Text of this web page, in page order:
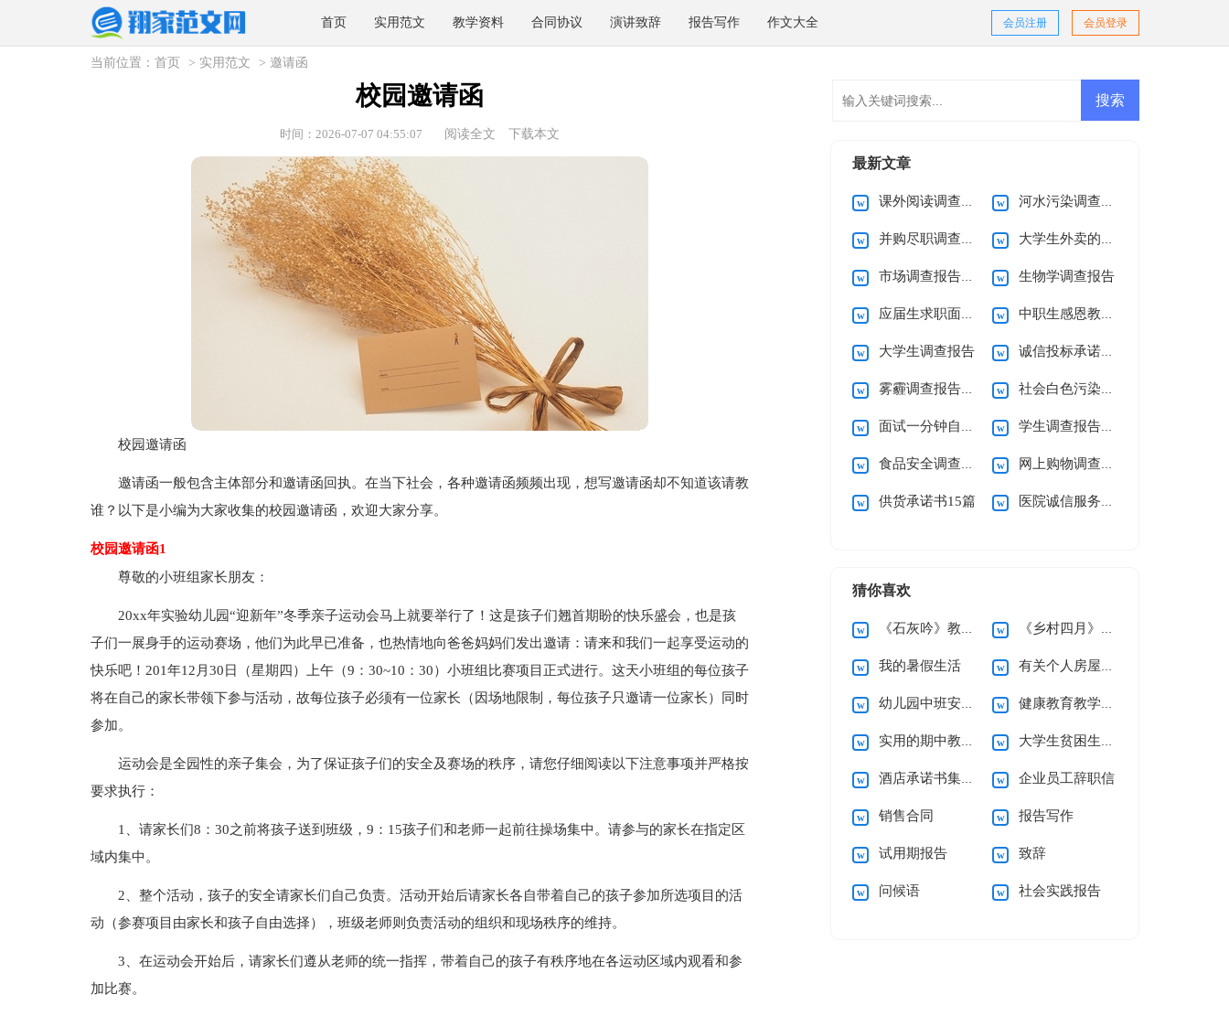
首页 实用范文 教学资料 合同协议 演讲致辞 报告写作 作文大全 会员登录
会员注册
当前位置： 首页 > 实用范文 > 邀请函
校园邀请函
时间：2026-07-07 04:55:07 阅读全文 下载本文
校园邀请函
邀请函一般包含主体部分和邀请函回执。在当下社会，各种邀请函频频出现，想写邀请函却不知道该请教
谁？以下是小编为大家收集的校园邀请函，欢迎大家分享。
校园邀请函1
尊敬的小班组家长朋友：
20xx年实验幼儿园“迎新年”冬季亲子运动会马上就要举行了！这是孩子们翘首期盼的快乐盛会，也是孩
子们一展身手的运动赛场，他们为此早已准备，也热情地向爸爸妈妈们发出邀请：请来和我们一起享受运动的
快乐吧！201年12月30日（星期四）上午（9：30~10：30）小班组比赛项目正式进行。这天小班组的每位孩子
将在自己的家长带领下参与活动，故每位孩子必须有一位家长（因场地限制，每位孩子只邀请一位家长）同时
参加。
运动会是全园性的亲子集会，为了保证孩子们的安全及赛场的秩序，请您仔细阅读以下注意事项并严格按
要求执行：
1、请家长们8：30之前将孩子送到班级，9：15孩子们和老师一起前往操场集中。请参与的家长在指定区
域内集中。
2、整个活动，孩子的安全请家长们自己负责。活动开始后请家长各自带着自己的孩子参加所选项目的活
动（参赛项目由家长和孩子自由选择），班级老师则负责活动的组织和现场秩序的维持。
3、在运动会开始后，请家长们遵从老师的统一指挥，带着自己的孩子有秩序地在各运动区域内观看和参
加比赛。
最新文章
课外阅读调查报告15篇 河水污染调查报告
并购尽职调查报告 大学生外卖的调查报告
市场调查报告范文 生物学调查报告
应届生求职面试自我介绍 中职生感恩教育班会教案模板（精选8篇）
大学生调查报告 诚信投标承诺书范文
雾霾调查报告15篇 社会白色污染调查报告
面试一分钟自我介绍15篇 学生调查报告(通用15篇)
食品安全调查报告(15篇) 网上购物调查报告15篇
供货承诺书15篇 医院诚信服务承诺书
猜你喜欢
《石灰吟》教案5篇 《乡村四月》说课稿
我的暑假生活 有关个人房屋租赁合同范文10篇
幼儿园中班安全工作计划 健康教育教学计划
实用的期中教学总结3篇 大学生贫困生助学金申请书
酒店承诺书集锦六篇 企业员工辞职信
销售合同 报告写作
试用期报告 致辞
问候语 社会实践报告